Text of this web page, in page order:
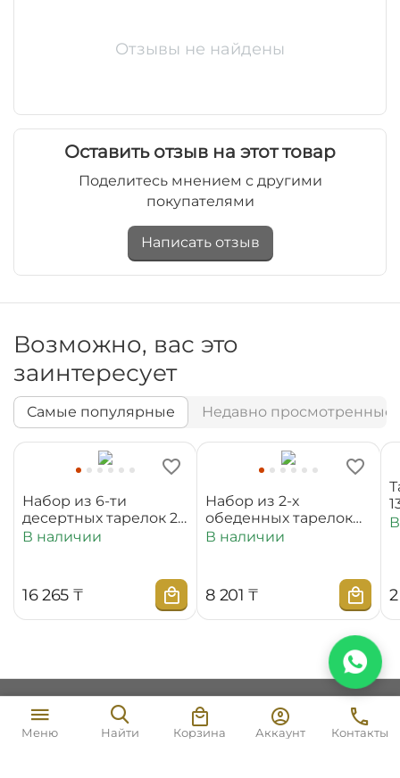
Отзывы не найдены
Оставить отзыв на этот товар
Поделитесь мнением с другими
покупателями
Написать отзыв
Возможно, вас это
заинтересует
Самые популярные Недавно просмотренные
Набор из 6-ти
десертных тарелок 20
см WL‑880100‑JV/6C
В наличии
16 265 ₸
Набор из 2-х
обеденных тарелок
25,5 см
В наличии
8 201 ₸
Моя учетная запись
2 264 В корзину
Меню Найти Корзина Аккаунт Контакты